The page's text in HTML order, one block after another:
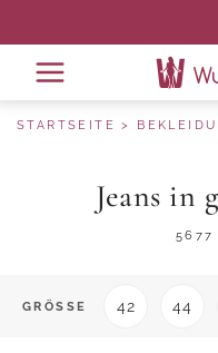
STARTSEITE
Jeans in
5677
GRÖSSE 42 44